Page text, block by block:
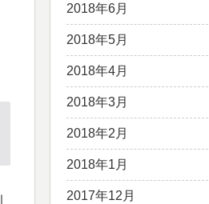
2018年6月
2018年5月
2018年4月
2018年3月
2018年2月
2018年1月
2017年12月